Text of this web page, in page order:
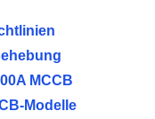
MCCB
Modelle